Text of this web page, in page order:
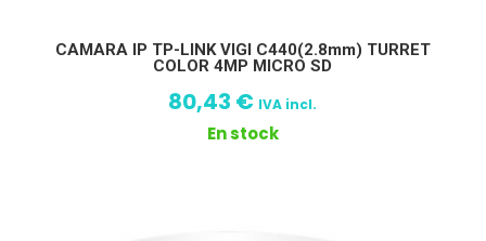
CAMARA IP TP-LINK VIGI C440(2.8mm) TURRET
COLOR 4MP MICRO SD
80,43 € IVA incl.
En stock